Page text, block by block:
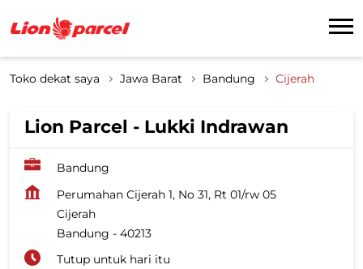
Toko dekat saya Jawa Barat Bandung Cijerah
Lion Parcel - Lukki Indrawan
Bandung
Perumahan Cijerah 1, No 31, Rt 01/rw 05
Cijerah
Bandung - 40213
Tutup untuk hari itu